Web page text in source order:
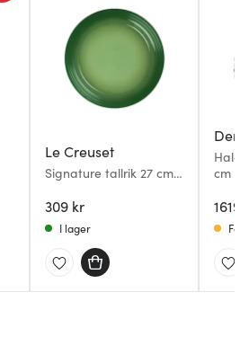
Le Creuset
Signature tallrik 27 cm
309 kr
I lager
Halo
cm
1619
Få